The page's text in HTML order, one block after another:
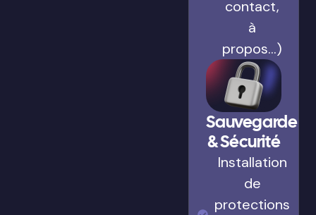
contact,
à
propos…)
Sauvegarde
& Sécurité
Installation
de
protections